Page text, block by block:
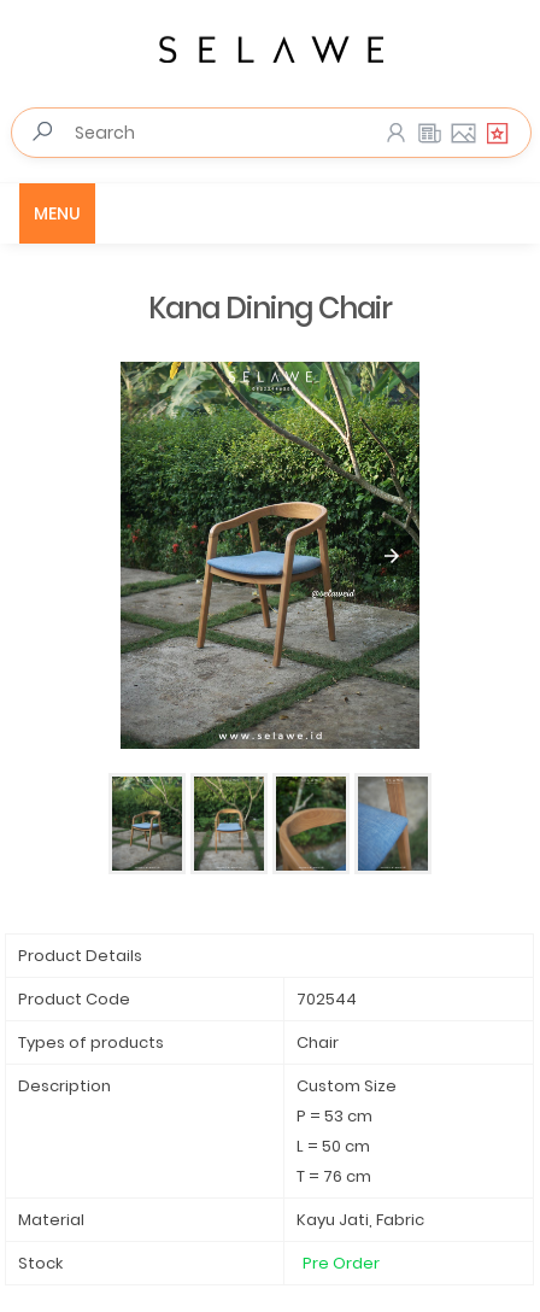
MENU
Kana Dining Chair
Product Details
Product Code
702544
Types of products
Chair
Description
Custom Size
P = 53 cm
L = 50 cm
T = 76 cm
Material
Kayu Jati, Fabric
Stock
Pre Order